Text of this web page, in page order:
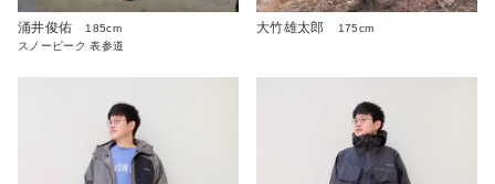
涌井俊佑
185cm
スノーピーク 表参道
大竹雄太郎 175cm